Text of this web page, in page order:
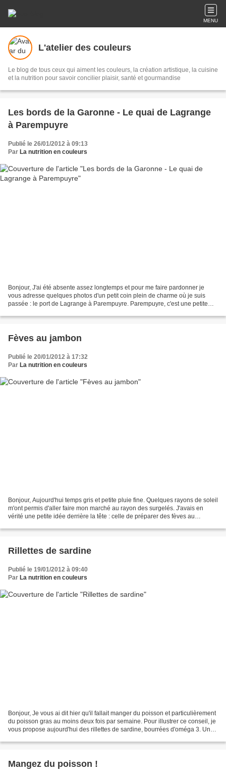
MENU
L'atelier des couleurs
Le blog de tous ceux qui aiment les couleurs, la création artistique, la cuisine
et la nutrition pour savoir concilier plaisir, santé et gourmandise
Les bords de la Garonne - Le quai de Lagrange
à Parempuyre
Publié le 26/01/2012 à 09:13
Par La nutrition en couleurs
Bonjour, J'ai été absente assez longtemps et pour me faire pardonner je
vous adresse quelques photos d'un petit coin plein de charme où je suis
passée : le port de Lagrange à Parempuyre. Parempuyre, c'est une petite
Fèves au jambon
Publié le 20/01/2012 à 17:32
Par La nutrition en couleurs
Bonjour, Aujourd'hui temps gris et petite pluie fine. Quelques rayons de soleil
m'ont permis d'aller faire mon marché au rayon des surgelés. J'avais en
vérité une petite idée derrière la tête : celle de préparer des fèves au
Rillettes de sardine
Publié le 19/01/2012 à 09:40
Par La nutrition en couleurs
Bonjour, Je vous ai dit hier qu'il fallait manger du poisson et particulièrement
du poisson gras au moins deux fois par semaine. Pour illustrer ce conseil, je
vous propose aujourd'hui des rillettes de sardine, bourrées d'oméga 3. Une
Mangez du poisson !